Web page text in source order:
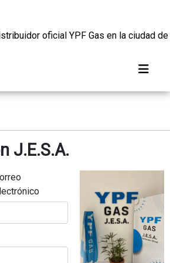
oficial YPF Gas en la ciudad
J.E.S.A.